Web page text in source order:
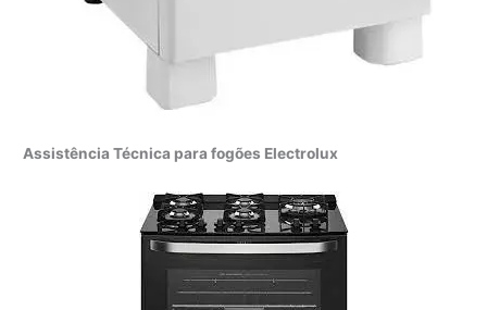
Assistência Técnica para fogões Electrolux